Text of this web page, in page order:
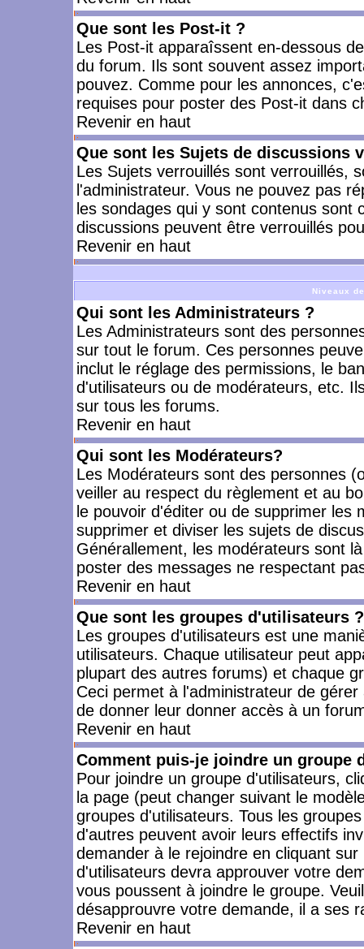
Que sont les Post-it ?
Les Post-it apparaîssent en-dessous
du forum. Ils sont souvent assez
pouvez. Comme pour les annonces,
requises pour poster des Post-it dans
Revenir en haut
Que sont les Sujets de discussions
Les Sujets verrouillés sont verrouillés,
l'administrateur. Vous ne pouvez pas
les sondages qui y sont contenus
discussions peuvent être verrouillés
Revenir en haut
Niveaux
Qui sont les Administrateurs ?
Les Administrateurs sont des
sur tout le forum. Ces personnes
inclut le réglage des permissions, le
d'utilisateurs ou de modérateurs, etc.
sur tous les forums.
Revenir en haut
Qui sont les Modérateurs?
Les Modérateurs sont des personnes
veiller au respect du règlement et au
le pouvoir d'éditer ou de supprimer les
supprimer et diviser les sujets de
Générallement, les modérateurs sont
poster des messages ne respectant
Revenir en haut
Que sont les groupes d'utilisateurs ?
Les groupes d'utilisateurs est une
utilisateurs. Chaque utilisateur peut
plupart des autres forums) et chaque
Ceci permet à l'administrateur de
de donner leur donner accès à un
Revenir en haut
Comment puis-je joindre un groupe
Pour joindre un groupe d'utilisateurs,
la page (peut changer suivant le
groupes d'utilisateurs. Tous les
d'autres peuvent avoir leurs effectifs
demander à le rejoindre en cliquant
d'utilisateurs devra approuver votre
vous poussent à joindre le groupe.
désapprouvre votre demande, il a ses
Revenir en haut